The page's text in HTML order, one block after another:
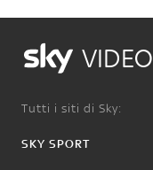
VIDEO
Tutti i siti di Sky:
SKY SPORT